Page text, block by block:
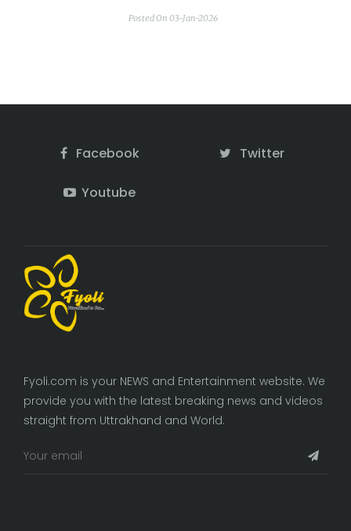
Posted On 03-Jan-2026
Facebook Twitter
Youtube
Fyoli.com is your NEWS and Entertainment website. We
provide you with the latest breaking news and videos
straight from Uttrakhand and World.